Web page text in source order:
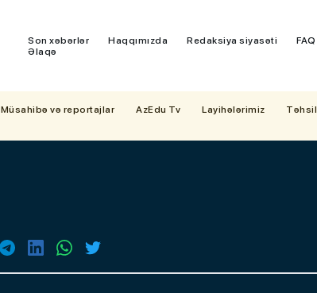
Son xəbərlər Haqqımızda Redaksiya siyasəti
FAQ
Əlaqə
Müsahibə və reportajlar AzEdu Tv Layihələrimiz